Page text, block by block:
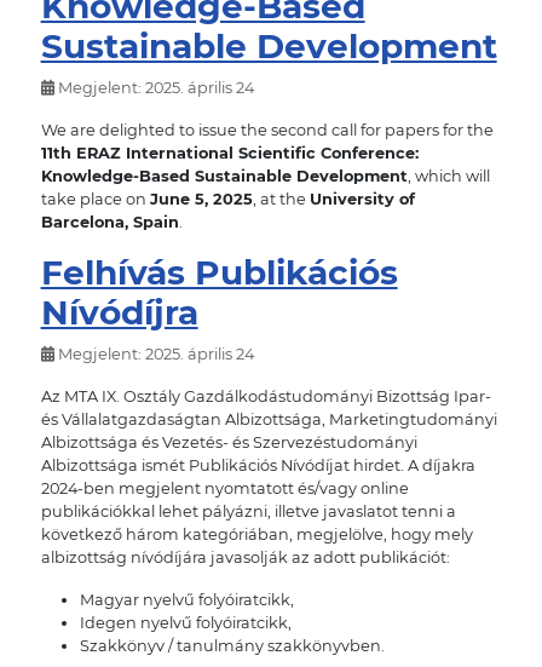
Sustainable Development
Megjelent: 2025. április 24
We are delighted to issue the second call for papers for the
11th ERAZ International Scientific Conference:
Knowledge-Based Sustainable Development, which will
take place on June 5, 2025, at the University of
Barcelona, Spain.
Felhívás Publikációs
Nívódíjra
Megjelent: 2025. április 24
Az MTA IX. Osztály Gazdálkodástudományi Bizottság Ipar-
és Vállalatgazdaságtan Albizottsága, Marketingtudományi
Albizottsága és Vezetés- és Szervezéstudományi
Albizottsága ismét Publikációs Nívódíjat hirdet. A díjakra
2024-ben megjelent nyomtatott és/vagy online
publikációkkal lehet pályázni, illetve javaslatot tenni a
következő három kategóriában, megjelölve, hogy mely
albizottság nívódíjára javasolják az adott publikációt:
Magyar nyelvű folyóiratcikk,
Idegen nyelvű folyóiratcikk,
Szakkönyv / tanulmány szakkönyvben.